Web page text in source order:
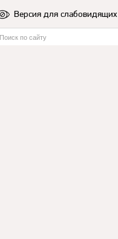
Версия для слабовидящих